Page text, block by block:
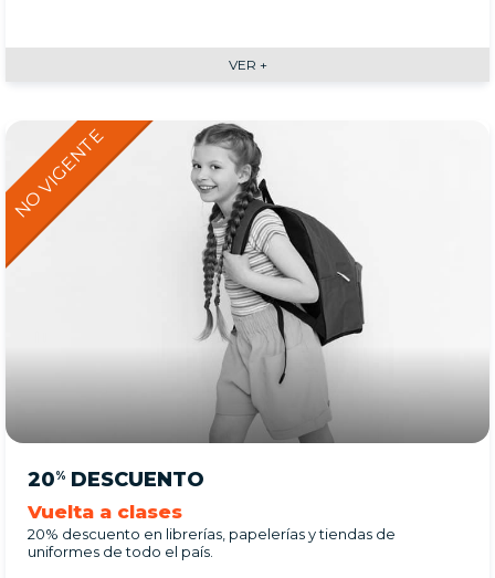
VER +
20% DESCUENTO
Vuelta a clases
20% descuento en librerías, papelerías y tiendas de
uniformes de todo el país.